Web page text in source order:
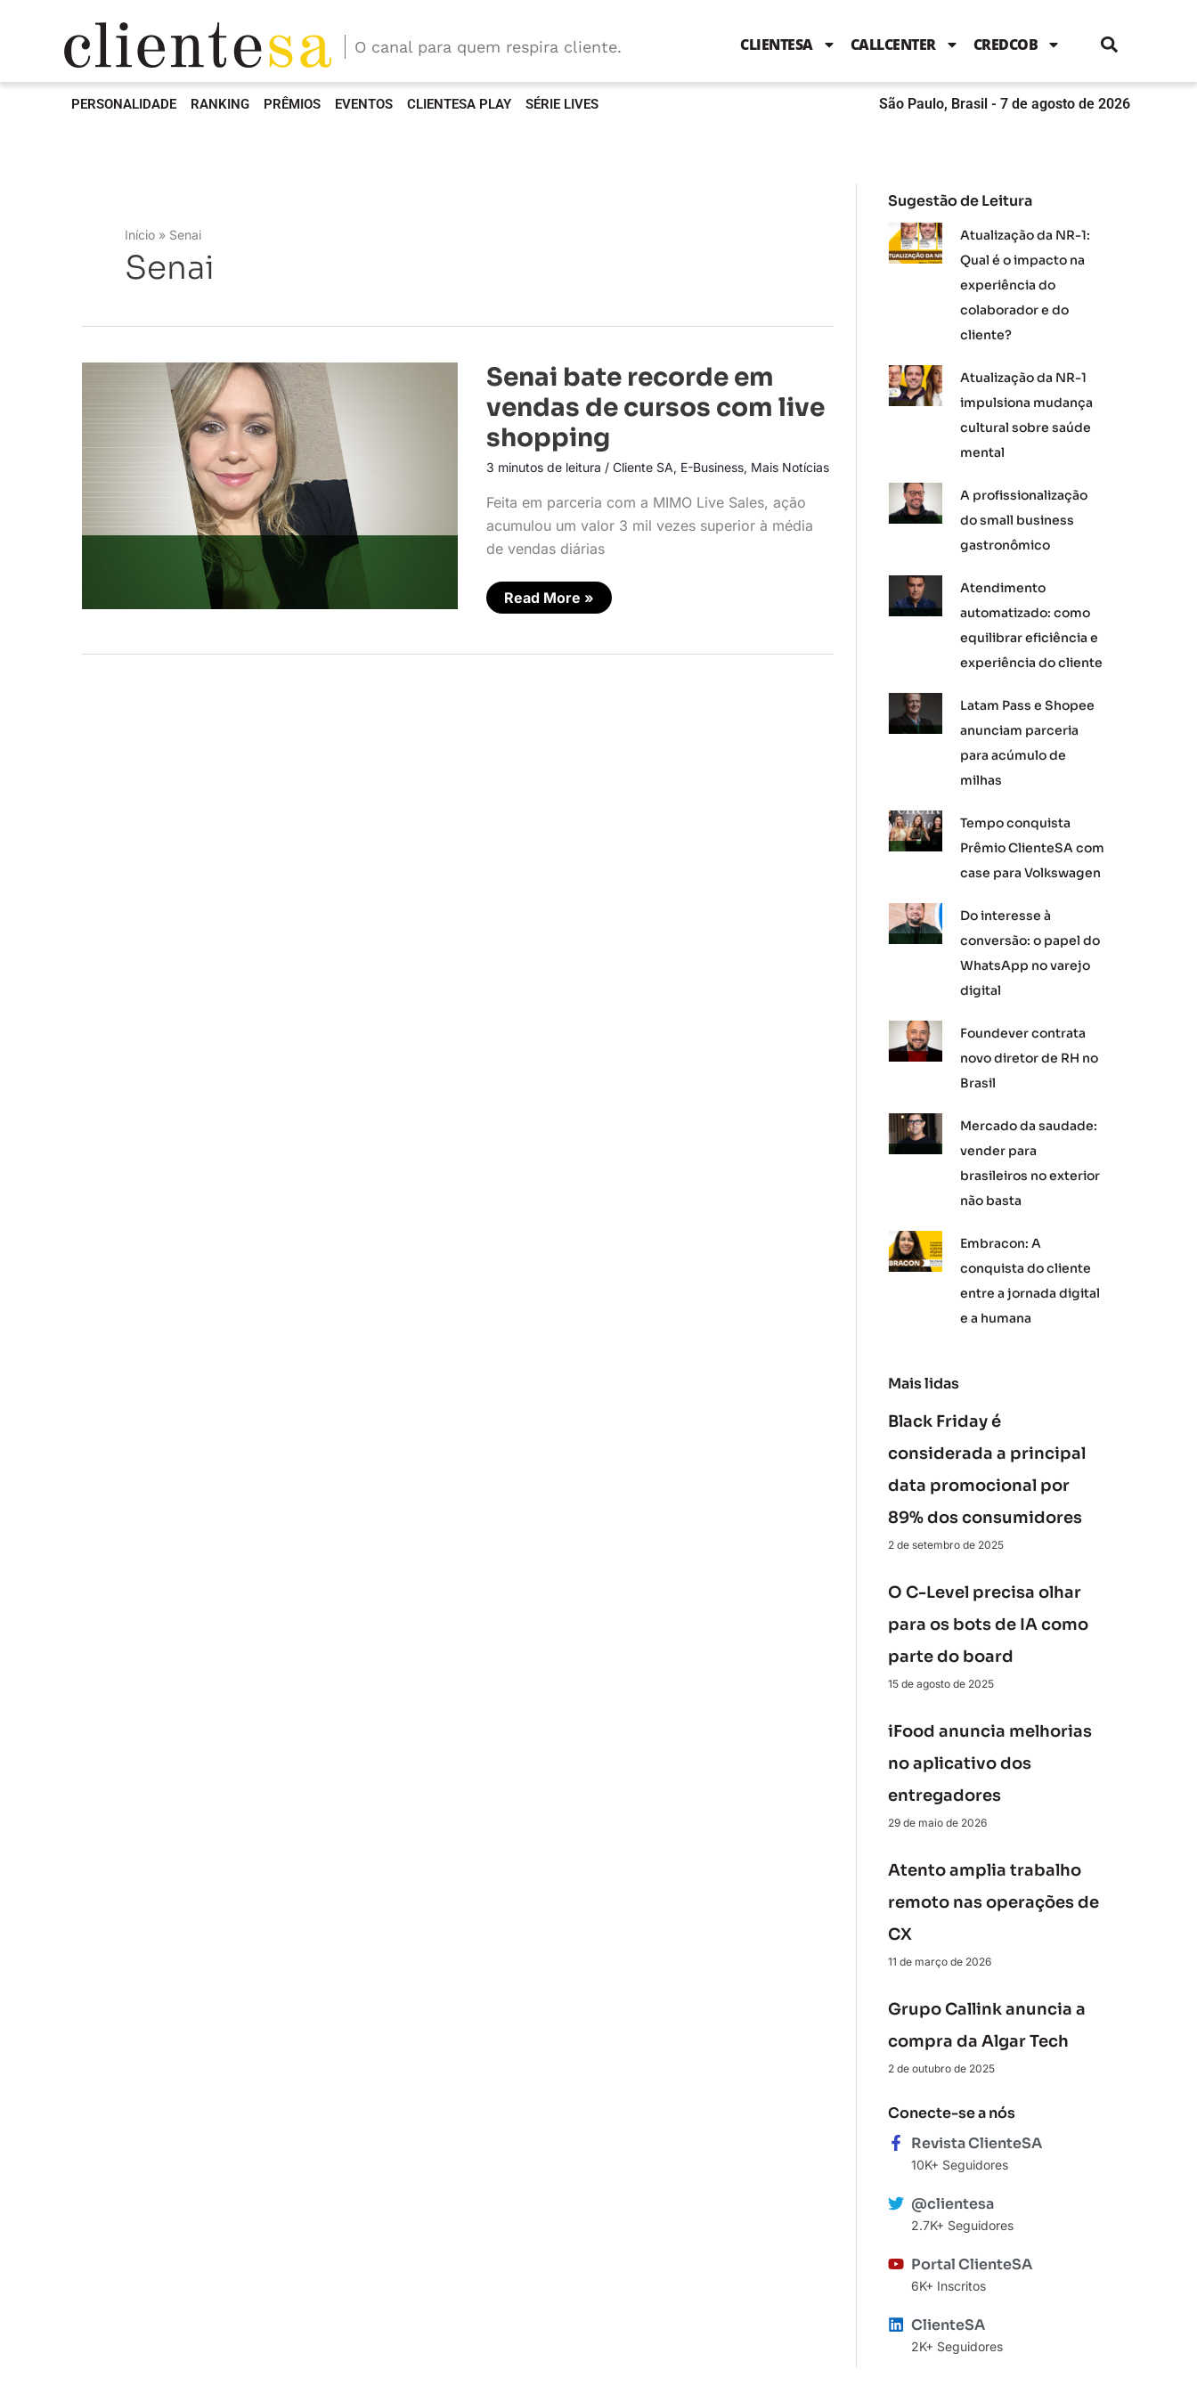
b
o
k
t
e
b
n
g
a
m
O canal para quem respira cliente. CLIENTESA CALLCENTER CREDCOB
PERSONALIDADE RANKING PRÊMIOS EVENTOS CLIENTESA PLAY SÉRIE LIVES São Paulo, Brasil - 7 de agosto de 2026
Início Senai
Senai
Senai bate recorde em
vendas de cursos com live
shopping
3 minutos de leitura / Cliente SA, E-Business, Mais Notícias
Feita em parceria com a MIMO Live Sales, ação
acumulou um valor 3 mil vezes superior à média
de vendas diárias
Senai
bate
recorde
em
vendas
de
cursos
com
shopping
Read More »
Sugestão de Leitura
Atualização da NR-1:
Qual é o impacto na
experiência do
colaborador e do
cliente?
Atualização da NR-1
impulsiona mudança
cultural sobre saúde
mental
A profissionalização
do small business
gastronômico
Atendimento
automatizado: como
equilibrar eficiência e
experiência do cliente
Latam Pass e Shopee
anunciam parceria
para acúmulo de
milhas
Tempo conquista
Prêmio ClienteSA com
case para Volkswagen
Do interesse à
conversão: o papel do
WhatsApp no varejo
digital
Foundever contrata
novo diretor de RH no
Brasil
Mercado da saudade:
vender para
brasileiros no exterior
não basta
Embracon: A
conquista do cliente
entre a jornada digital
e a humana
Mais lidas
Black Friday é
considerada a principal
data promocional por
89% dos consumidores
2 de setembro de 2025
O C-Level precisa olhar
para os bots de IA como
parte do board
15 de agosto de 2025
iFood anuncia melhorias
no aplicativo dos
entregadores
29 de maio de 2026
Atento amplia trabalho
remoto nas operações de
CX
11 de março de 2026
Grupo Callink anuncia a
compra da Algar Tech
2 de outubro de 2025
Conecte-se a nós
Revista ClienteSA
10K+ Seguidores
@clientesa
2.7K+ Seguidores
Portal ClienteSA
6K+ Inscritos
ClienteSA
2K+ Seguidores